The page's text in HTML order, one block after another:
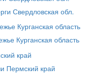
Свердловская обл.
Курганская область
Пермский край